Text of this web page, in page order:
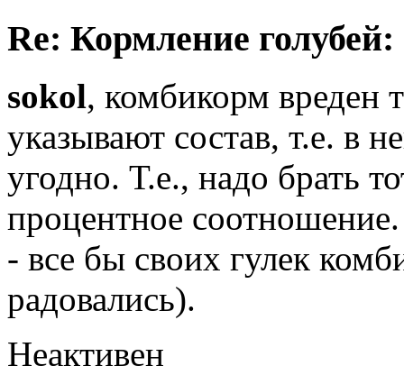
Re: Кормление
sokol, комбикорм вреден
указывают состав, т.е. в
угодно. Т.е., надо брать
процентное
- все бы своих гулек
радовались).
Неактивен